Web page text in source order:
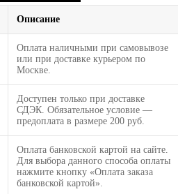
Описание
Оплата наличными при самовывозе
или при доставке курьером по
Москве.
Доступен только при доставке
СДЭК. Обязательное условие —
предоплата в размере 200 руб.
Оплата банковской картой на сайте.
Для выбора данного способа оплаты
нажмите кнопку «Оплата заказа
банковской картой».